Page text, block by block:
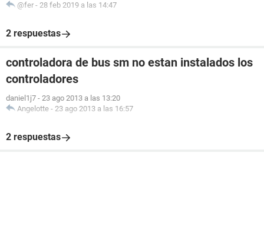
@fer - 28 feb 2019 a las 14:47
2 respuestas
controladora de bus sm no estan instalados los
controladores
daniel1j7 - 23 ago 2013 a las 13:20
Angelotte - 23 ago 2013 a las 16:57
2 respuestas